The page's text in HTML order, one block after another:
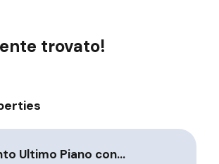
trovato!
Ultimo Piano con…